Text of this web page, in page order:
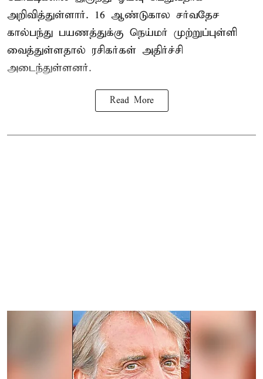
அறிவித்துள்ளார். 16 ஆண்டுகால சர்வதேச
கால்பந்து பயணத்துக்கு நெய்மர் முற்றுப்புள்ளி
வைத்துள்ளதால் ரசிகர்கள் அதிர்ச்சி
அடைந்துள்ளனர்.
Read More